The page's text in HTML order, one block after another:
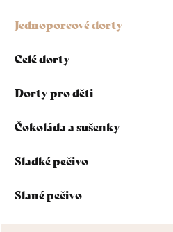
a
Jednoporcové dorty
Celé dorty
Dorty pro děti
Čokoláda a sušenky
Sladké pečivo
Slané pečivo